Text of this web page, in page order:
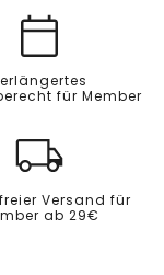
für Member
Versand für
ab 29€